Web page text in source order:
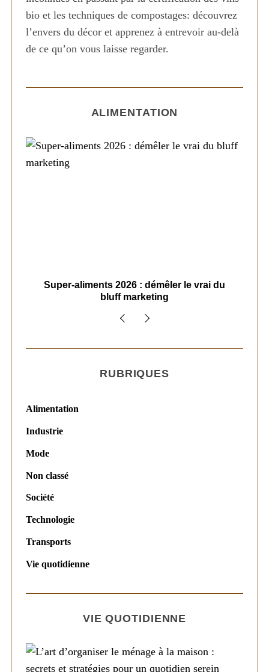
bio et les techniques de compostages: découvrez
l’envers du décor et apprenez à entrevoir au-delà
de ce qu’on vous laisse regarder.
ALIMENTATION
Super-aliments 2026 : démêler le vrai du
bluff marketing
RUBRIQUES
Alimentation
Industrie
Mode
Non classé
Société
Technologie
Transports
Vie quotidienne
VIE QUOTIDIENNE